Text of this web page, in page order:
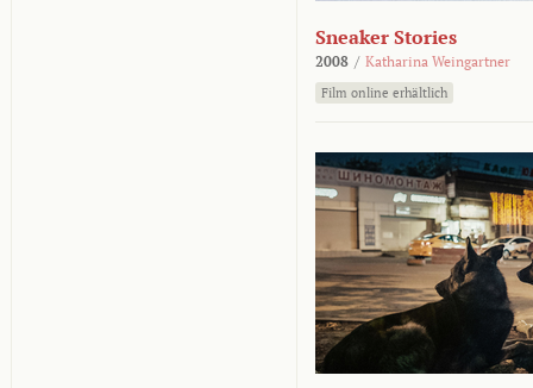
Sneaker Stories
2008 / Katharina Weingartner
Film online erhältlich